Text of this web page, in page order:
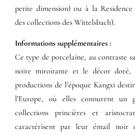
petite dimension) ou à la
des collections des Wittelsbach).
Informations supplémentaires​ :​
Ce type de porcelaine, au contraste
noire miroitante et le décor doré,
productions de l’époque Kangxi
l’Europe, où elles connurent un
collections princières et
caractérisent par leur émail noir